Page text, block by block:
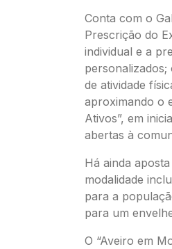
Conta com o
Prescrição do
individual e a
de atividade
aproximando o
Ativos”, em
abertas à
Há ainda
modalidade
para a
para um
O “Aveiro em